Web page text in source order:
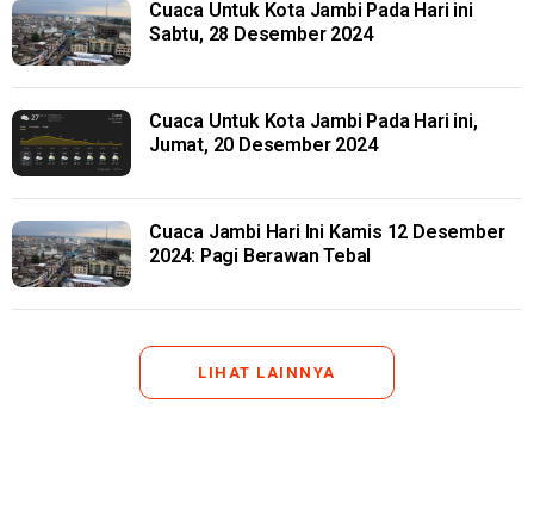
Cuaca Untuk Kota Jambi Pada Hari ini
Sabtu, 28 Desember 2024
Cuaca Untuk Kota Jambi Pada Hari ini,
Jumat, 20 Desember 2024
Cuaca Jambi Hari Ini Kamis 12 Desember
2024: Pagi Berawan Tebal
LIHAT LAINNYA